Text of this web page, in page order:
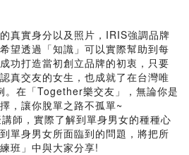
真實身分以及照片，IRIS強調品牌
望透過「知識」可以實際幫助到每
功打造當初創立品牌的初衷，只要
真交友的女生，也成就了在台灣唯
。在「Together樂交友」，無論你是
，讓你脫單之路不孤單~
師，實際了解到單身男女的種種心
單身男女所面臨到的問題，將把所
班」中與大家分享!